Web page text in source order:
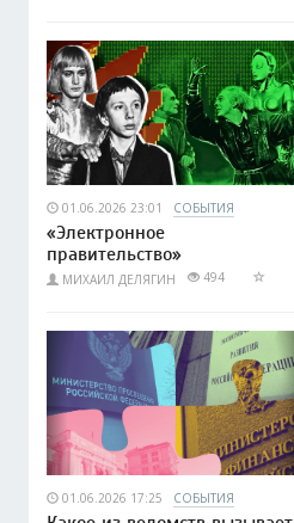
01.06.2026 23:01 СОБЫТИЯ
«Электронное
правительство»
МИХАИЛ ДЕЛЯГИН 494
01.06.2026 17:25 СОБЫТИЯ